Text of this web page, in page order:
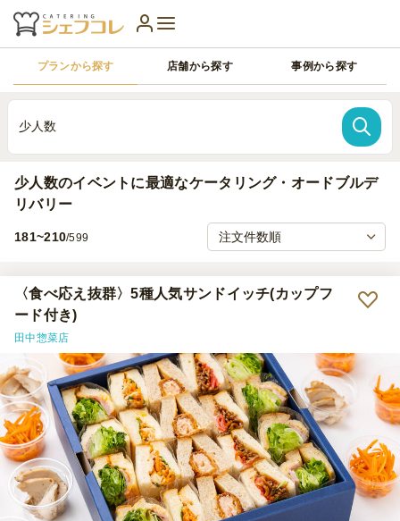
プランから探す 店舗から探す 事例から探す
少人数
少人数のイベントに最適なケータリング・オードブルデ
リバリー
181~210/599
〈食べ応え抜群〉5種人気サンドイッチ(カップフ
ード付き)
田中惣菜店